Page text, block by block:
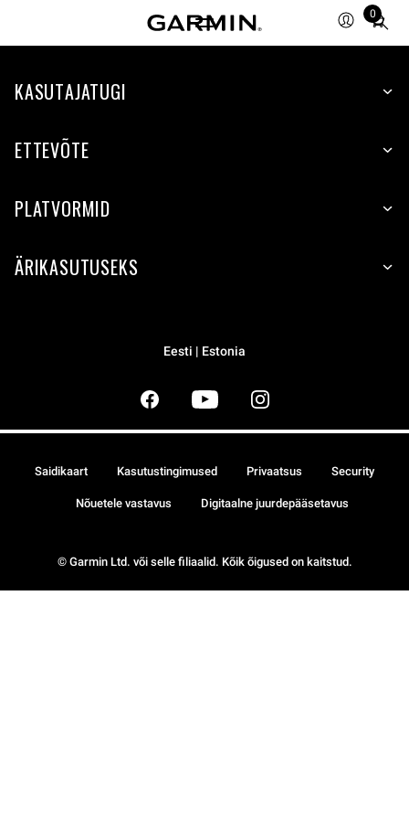
0
Total
items
cart:
KASUTAJATUGI
ETTEVÕTE
PLATVORMID
ÄRIKASUTUSEKS
Eesti | Estonia
© Garmin Ltd. või selle filiaalid. Kõik õigused on kaitstud.
Saidikaart Kasutustingimused Privaatsus Security
Nõuetele vastavus Digitaalne juurdepääsetavus